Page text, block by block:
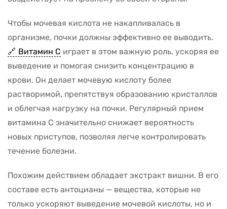
Чтобы мочевая кислота не накапливалась в
организме, почки должны эффективно ее выводить.
Витамин С играет в этом важную роль, ускоряя ее
выведение и помогая снизить концентрацию в
крови. Он делает мочевую кислоту более
растворимой, препятствуя образованию кристаллов
и облегчая нагрузку на почки. Регулярный прием
витамина С значительно снижает вероятность
новых приступов, позволяя легче контролировать
течение болезни.
Похожим действием обладает экстракт вишни. В его
составе есть антоцианы — вещества, которые не
только ускоряют выведение мочевой кислоты, но и